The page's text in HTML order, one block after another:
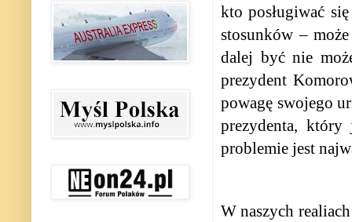
kto posługiwać
stosunków –
dalej być nie
prezydent
powagę swojego
prezydenta,
problemie jest
W naszych